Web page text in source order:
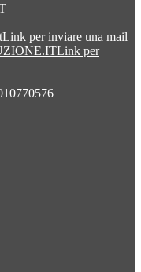
Link per inviare una mail
Link per